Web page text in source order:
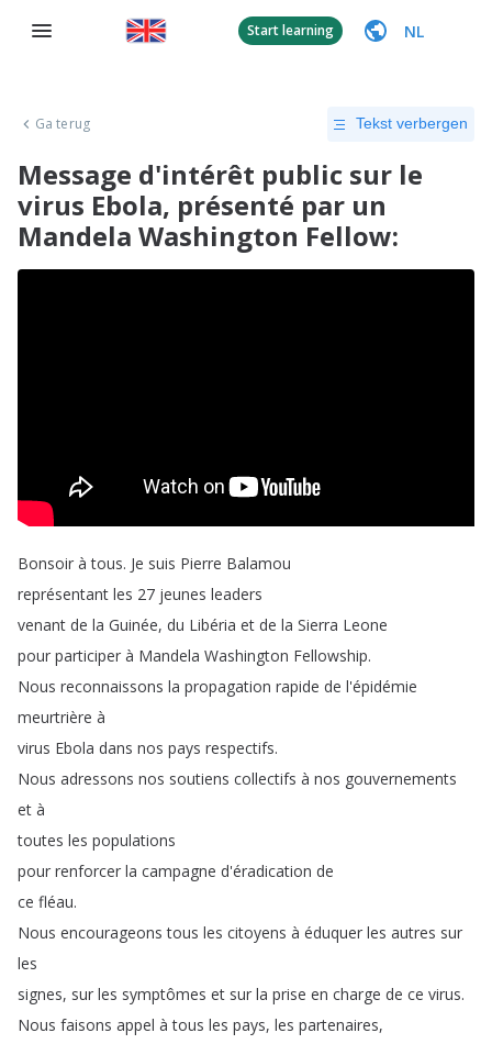
Start learning NL
Ga terug Tekst verbergen
Message d'intérêt public sur le
virus Ebola, présenté par un
Mandela Washington Fellow:
Bonsoir à tous. Je suis Pierre Balamou
représentant les 27 jeunes leaders
venant de la Guinée, du Libéria et de la Sierra Leone
pour participer à Mandela Washington Fellowship.
Nous reconnaissons la propagation rapide de l'épidémie
meurtrière à
virus Ebola dans nos pays respectifs.
Nous adressons nos soutiens collectifs à nos gouvernements
et à
toutes les populations
pour renforcer la campagne d'éradication de
ce fléau.
Nous encourageons tous les citoyens à éduquer les autres sur
les
signes, sur les symptômes et sur la prise en charge de ce virus.
Nous faisons appel à tous les pays, les partenaires,